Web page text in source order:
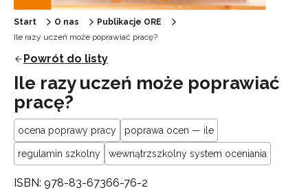
Start O nas
Publikacje ORE
Ile razy uczeń może poprawiać pracę?
Powrót do listy
Ile razy uczeń może poprawiać
pracę?
ocena poprawy pracy poprawa ocen — ile
regulamin szkolny wewnątrzszkolny system oceniania
ISBN: 978-83-67366-76-2